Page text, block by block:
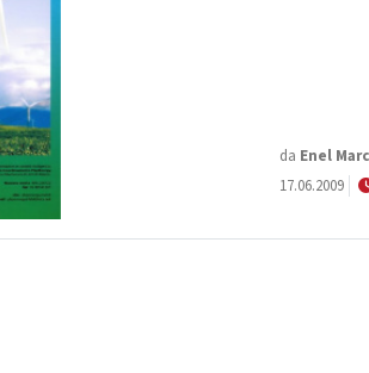
da Enel
17.06.2009